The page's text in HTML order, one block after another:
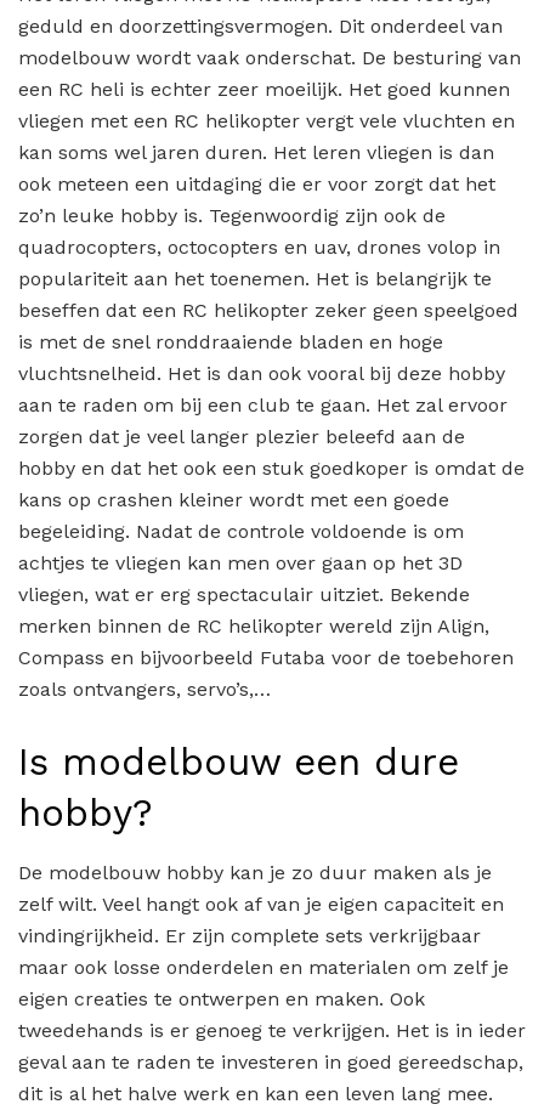
geduld en doorzettingsvermogen. Dit onderdeel van
modelbouw wordt vaak onderschat. De besturing van
een RC heli is echter zeer moeilijk. Het goed kunnen
vliegen met een RC helikopter vergt vele vluchten en
kan soms wel jaren duren. Het leren vliegen is dan
ook meteen een uitdaging die er voor zorgt dat het
zo’n leuke hobby is. Tegenwoordig zijn ook de
quadrocopters, octocopters en uav, drones volop in
populariteit aan het toenemen. Het is belangrijk te
beseffen dat een RC helikopter zeker geen speelgoed
is met de snel ronddraaiende bladen en hoge
vluchtsnelheid. Het is dan ook vooral bij deze hobby
aan te raden om bij een club te gaan. Het zal ervoor
zorgen dat je veel langer plezier beleefd aan de
hobby en dat het ook een stuk goedkoper is omdat de
kans op crashen kleiner wordt met een goede
begeleiding. Nadat de controle voldoende is om
achtjes te vliegen kan men over gaan op het 3D
vliegen, wat er erg spectaculair uitziet. Bekende
merken binnen de RC helikopter wereld zijn Align,
Compass en bijvoorbeeld Futaba voor de toebehoren
zoals ontvangers, servo’s,…
Is modelbouw een dure
hobby?
De modelbouw hobby kan je zo duur maken als je
zelf wilt. Veel hangt ook af van je eigen capaciteit en
vindingrijkheid. Er zijn complete sets verkrijgbaar
maar ook losse onderdelen en materialen om zelf je
eigen creaties te ontwerpen en maken. Ook
tweedehands is er genoeg te verkrijgen. Het is in ieder
geval aan te raden te investeren in goed gereedschap,
dit is al het halve werk en kan een leven lang mee.